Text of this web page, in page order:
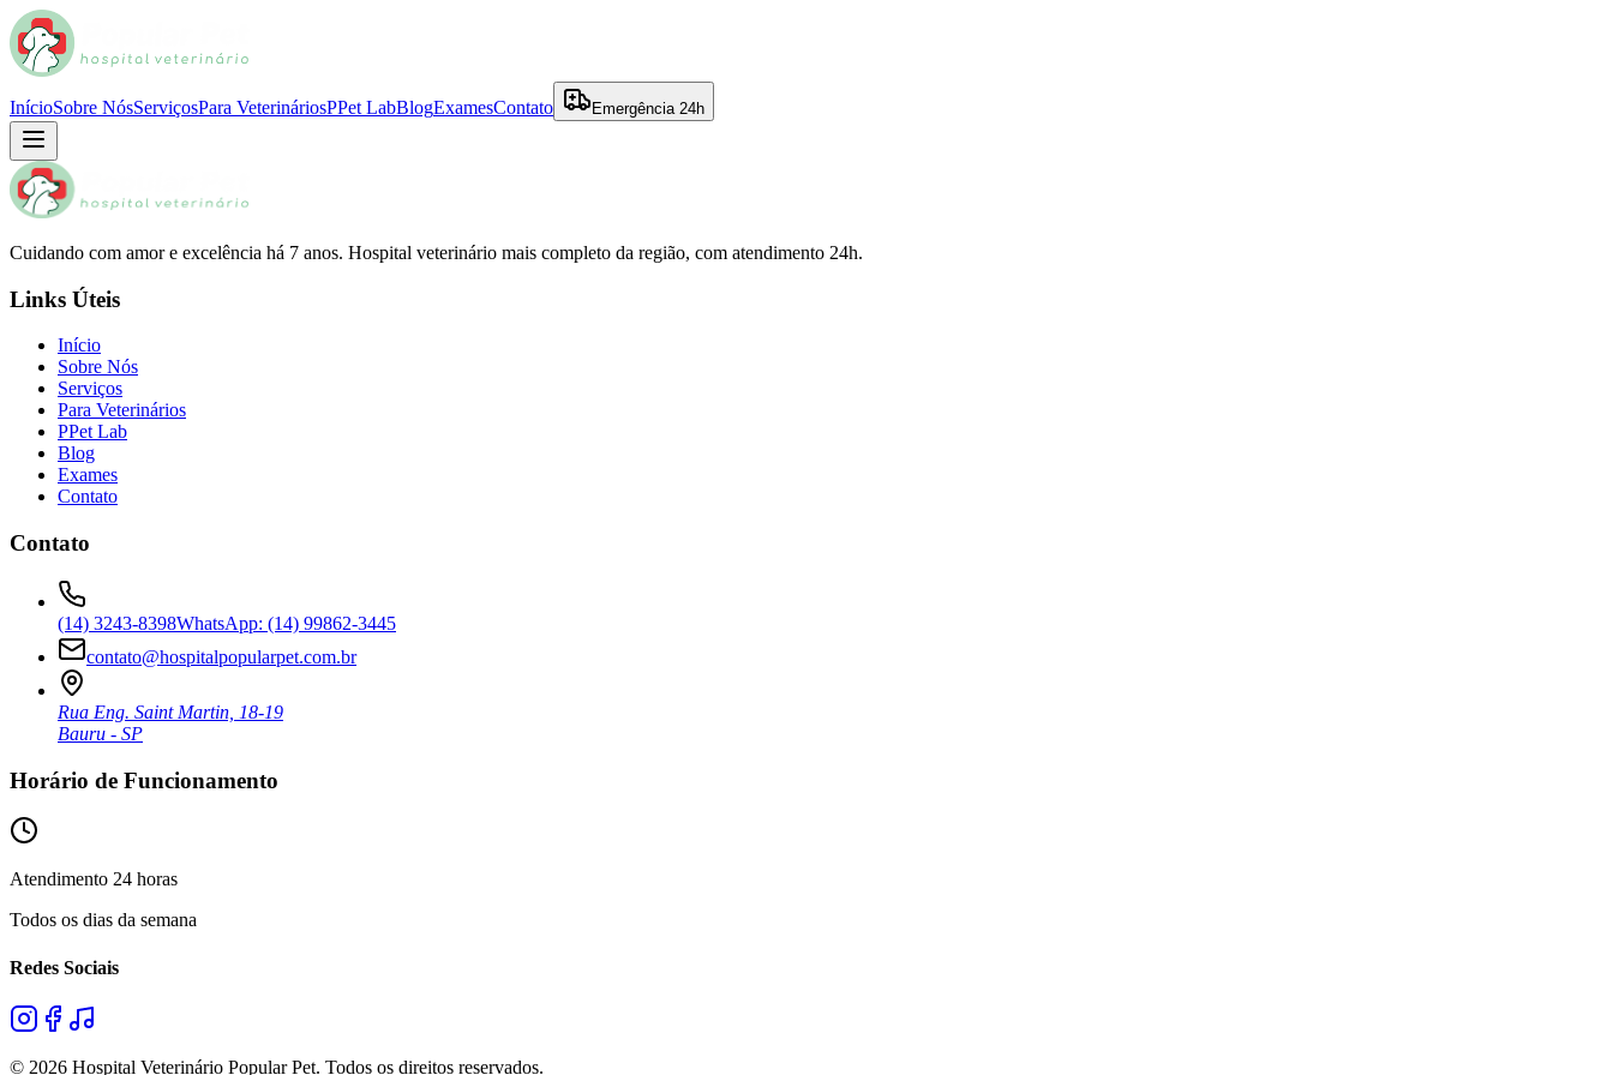
InícioSobre NósServiçosPara VeterináriosPPet LabBlogExamesContato Emergência 24h
Cuidando com amor e excelência há 7 anos. Hospital veterinário mais completo da região, com atendimento 24h.
Links Úteis
Início
Sobre Nós
Serviços
Para Veterinários
PPet Lab
Blog
Exames
Contato
Contato
(14) 3243-8398WhatsApp: (14) 99862-3445
contato@hospitalpopularpet.com.br
Rua Eng. Saint Martin, 18-19
Bauru - SP
Horário de Funcionamento
Atendimento 24 horas
Todos os dias da semana
Redes Sociais
© 2026 Hospital Veterinário Popular Pet. Todos os direitos reservados.